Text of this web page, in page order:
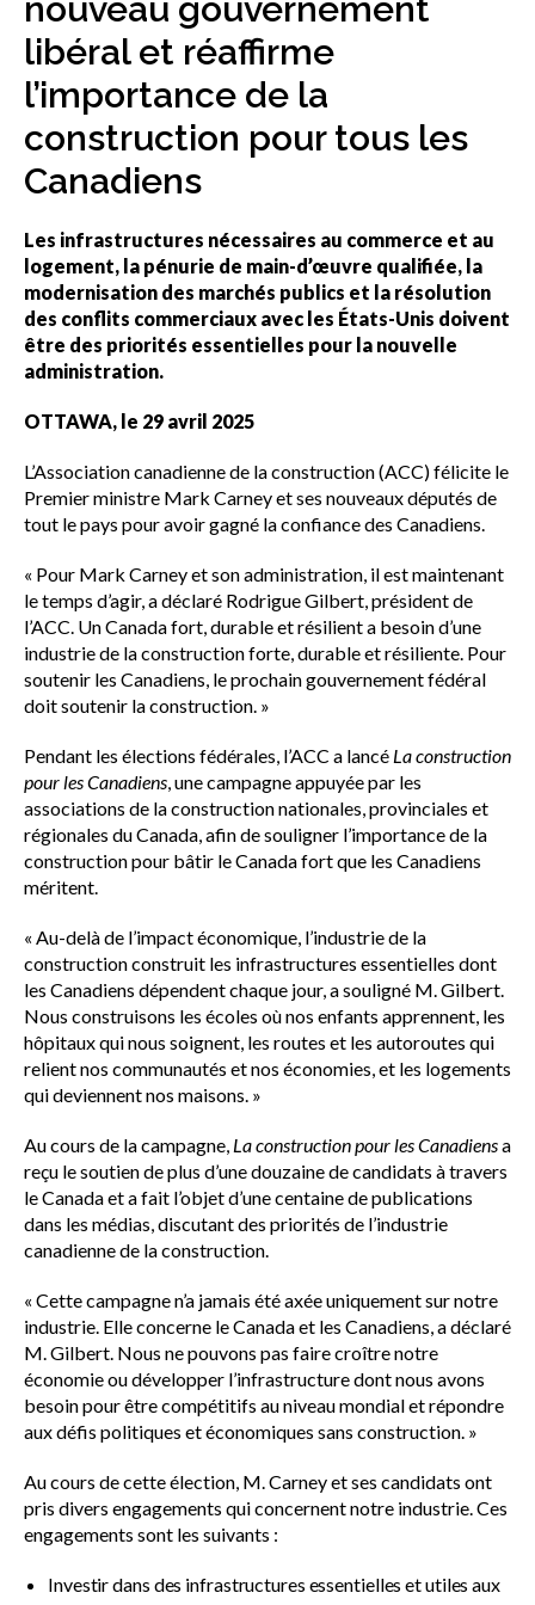
Sceau d’or
Événements
nouveau gouvernement
libéral et réaffirme
l’importance de la
construction pour tous les
Canadiens
Les infrastructures nécessaires au commerce et au
logement, la pénurie de main-d’œuvre qualifiée, la
modernisation des marchés publics et la résolution
des conflits commerciaux avec les États-Unis doivent
être des priorités essentielles pour la nouvelle
administration.
OTTAWA, le 29 avril 2025
L’Association canadienne de la construction (ACC) félicite le
Premier ministre Mark Carney et ses nouveaux députés de
tout le pays pour avoir gagné la confiance des Canadiens.
« Pour Mark Carney et son administration, il est maintenant
le temps d’agir, a déclaré Rodrigue Gilbert, président de
l’ACC. Un Canada fort, durable et résilient a besoin d’une
industrie de la construction forte, durable et résiliente. Pour
soutenir les Canadiens, le prochain gouvernement fédéral
doit soutenir la construction. »
Pendant les élections fédérales, l’ACC a lancé La construction
pour les Canadiens , une campagne appuyée par les
associations de la construction nationales, provinciales et
régionales du Canada, afin de souligner l’importance de la
construction pour bâtir le Canada fort que les Canadiens
méritent.
« Au-delà de l’impact économique, l’industrie de la
construction construit les infrastructures essentielles dont
les Canadiens dépendent chaque jour, a souligné M. Gilbert.
Nous construisons les écoles où nos enfants apprennent, les
hôpitaux qui nous soignent, les routes et les autoroutes qui
relient nos communautés et nos économies, et les logements
qui deviennent nos maisons. »
Au cours de la campagne, La construction pour les Canadiensa
reçu le soutien de plus d’une douzaine de candidats à travers
le Canada et a fait l’objet d’une centaine de publications
dans les médias, discutant des priorités de l’industrie
canadienne de la construction.
« Cette campagne n’a jamais été axée uniquement sur notre
industrie. Elle concerne le Canada et les Canadiens, a déclaré
M. Gilbert. Nous ne pouvons pas faire croître notre
économie ou développer l’infrastructure dont nous avons
besoin pour être compétitifs au niveau mondial et répondre
aux défis politiques et économiques sans construction. »
Au cours de cette élection, M. Carney et ses candidats ont
pris divers engagements qui concernent notre industrie. Ces
engagements sont les suivants :
Investir dans des infrastructures essentielles et utiles aux